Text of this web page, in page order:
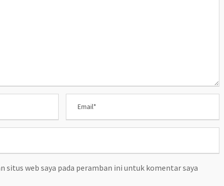
situs web saya pada peramban ini untuk komentar saya